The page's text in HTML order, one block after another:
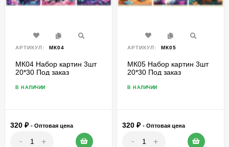
АРТИКУЛ: МК04
МК04 Набор картин 3шт
20*30 Под заказ
В НАЛИЧИИ
320 ₽ - Оптовая цена
- +
АРТИКУЛ: МК05
МК05 Набор картин 3шт
20*30 Под заказ
В НАЛИЧИИ
320 ₽ - Оптовая цена
- +